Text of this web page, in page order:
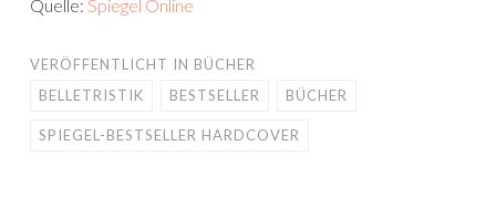
Quelle: Spiegel Online
VERÖFFENTLICHT IN BÜCHER
BELLETRISTIK
BESTSELLER BÜCHER
SPIEGEL-BESTSELLER HARDCOVER